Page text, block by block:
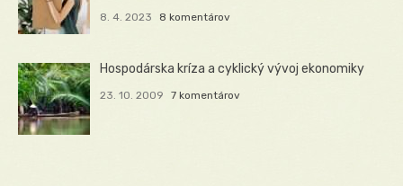
8. 4. 2023 8 komentárov
Hospodárska kríza a cyklický vývoj ekonomiky
23. 10. 2009 7 komentárov